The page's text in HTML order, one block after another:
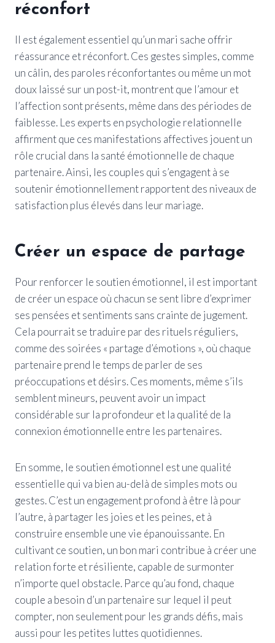
réconfort
Il est également essentiel qu’un mari sache offrir
réassurance et réconfort. Ces gestes simples, comme
un câlin, des paroles réconfortantes ou même un mot
doux laissé sur un post-it, montrent que l’amour et
l’affection sont présents, même dans des périodes de
faiblesse. Les experts en psychologie relationnelle
affirment que ces manifestations affectives jouent un
rôle crucial dans la santé émotionnelle de chaque
partenaire. Ainsi, les couples qui s’engagent à se
soutenir émotionnellement rapportent des niveaux de
satisfaction plus élevés dans leur mariage.
Créer un espace de partage
Pour renforcer le soutien émotionnel, il est important
de créer un espace où chacun se sent libre d’exprimer
ses pensées et sentiments sans crainte de jugement.
Cela pourrait se traduire par des rituels réguliers,
comme des soirées « partage d’émotions », où chaque
partenaire prend le temps de parler de ses
préoccupations et désirs. Ces moments, même s’ils
semblent mineurs, peuvent avoir un impact
considérable sur la profondeur et la qualité de la
connexion émotionnelle entre les partenaires.
En somme, le soutien émotionnel est une qualité
essentielle qui va bien au-delà de simples mots ou
gestes. C’est un engagement profond à être là pour
l’autre, à partager les joies et les peines, et à
construire ensemble une vie épanouissante. En
cultivant ce soutien, un bon mari contribue à créer une
relation forte et résiliente, capable de surmonter
n’importe quel obstacle. Parce qu’au fond, chaque
couple a besoin d’un partenaire sur lequel il peut
compter, non seulement pour les grands défis, mais
aussi pour les petites luttes quotidiennes.